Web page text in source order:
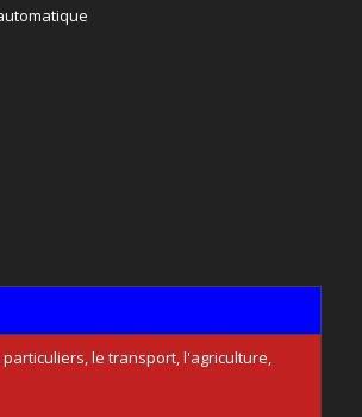
le transport, l'agriculture,